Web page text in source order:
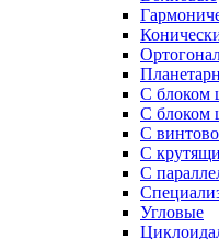
С блоком
С блоком
С
С
С
Угловые